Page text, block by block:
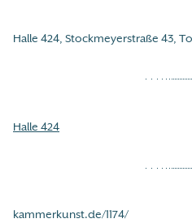
Halle 424, Stockmeyerstraße 43,
Halle 424
kammerkunst.de/1174/